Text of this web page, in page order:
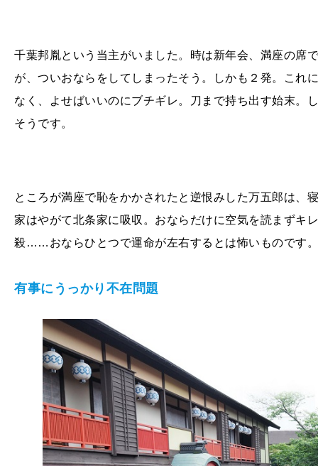
千葉邦胤という当主がいました。時は新年会、満座の席
が、ついおならをしてしまったそう。しかも２発。これ
なく、よせばいいのにブチギレ。刀まで持ち出す始末。
そうです。
ところが満座で恥をかかされたと逆恨みした万五郎は、
家はやがて北条家に吸収。おならだけに空気を読まずキ
殺……おならひとつで運命が左右するとは怖いものです
有事にうっかり不在問題